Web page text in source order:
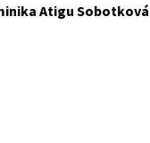
Atigu Sobotková